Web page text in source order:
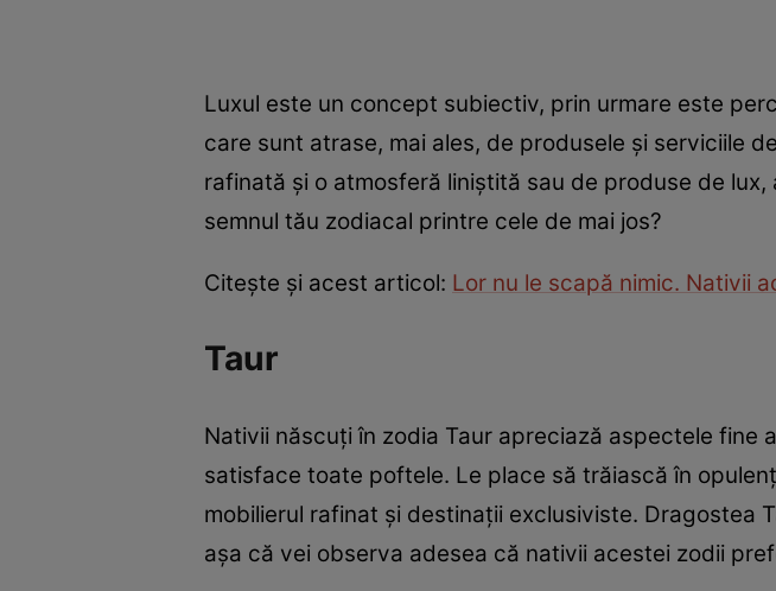
Luxul este un concept subiectiv, prin urmare este
care sunt atrase, mai ales, de produsele și serviciile
rafinată și o atmosferă liniștită sau de produse de
semnul tău zodiacal printre cele de mai jos?
Citește și acest articol: Lor nu le scapă nimic. Nativii
Taur
Nativii născuți în zodia Taur apreciază aspectele
satisface toate poftele. Le place să trăiască în
mobilierul rafinat și destinații exclusiviste. Dragostea
așa că vei observa adesea că nativii acestei zodii